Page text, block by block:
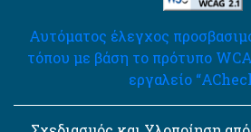
Αυτόματος έλεγχος
τόπου με βάση το πρότυπο
εργαλείο